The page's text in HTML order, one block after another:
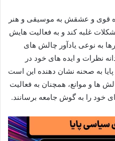
قوی و عشقش به موسیقی و هنر
غلبه کند و به فعالیت‌ هایش
به نوعی یادآور چالش‌ های
نظرات و ایده‌ های خود در
به صحنه نشان‌ دهنده‌ این است
ها و موانع، همچنان به فعالیت‌
خود را به گوش جامعه برسانند.